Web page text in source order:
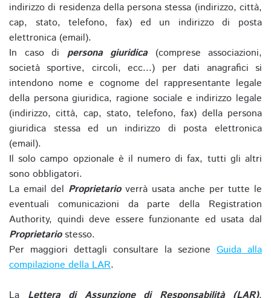
indirizzo di residenza della persona stessa (indirizzo, città,
cap, stato, telefono, fax) ed un indirizzo di posta
elettronica (email).
In caso di persona giuridica(comprese associazioni,
società sportive, circoli, ecc...) per dati anagrafici si
intendono nome e cognome del rappresentante legale
della persona giuridica, ragione sociale e indirizzo legale
(indirizzo, città, cap, stato, telefono, fax) della persona
giuridica stessa ed un indirizzo di posta elettronica
(email).
Il solo campo opzionale è il numero di fax, tutti gli altri
sono obbligatori.
La email del Proprietarioverrà usata anche per tutte le
eventuali comunicazioni da parte della Registration
Authority, quindi deve essere funzionante ed usata dal
Proprietariostesso.
Per maggiori dettagli consultare la sezione Guida alla
compilazione della LAR.